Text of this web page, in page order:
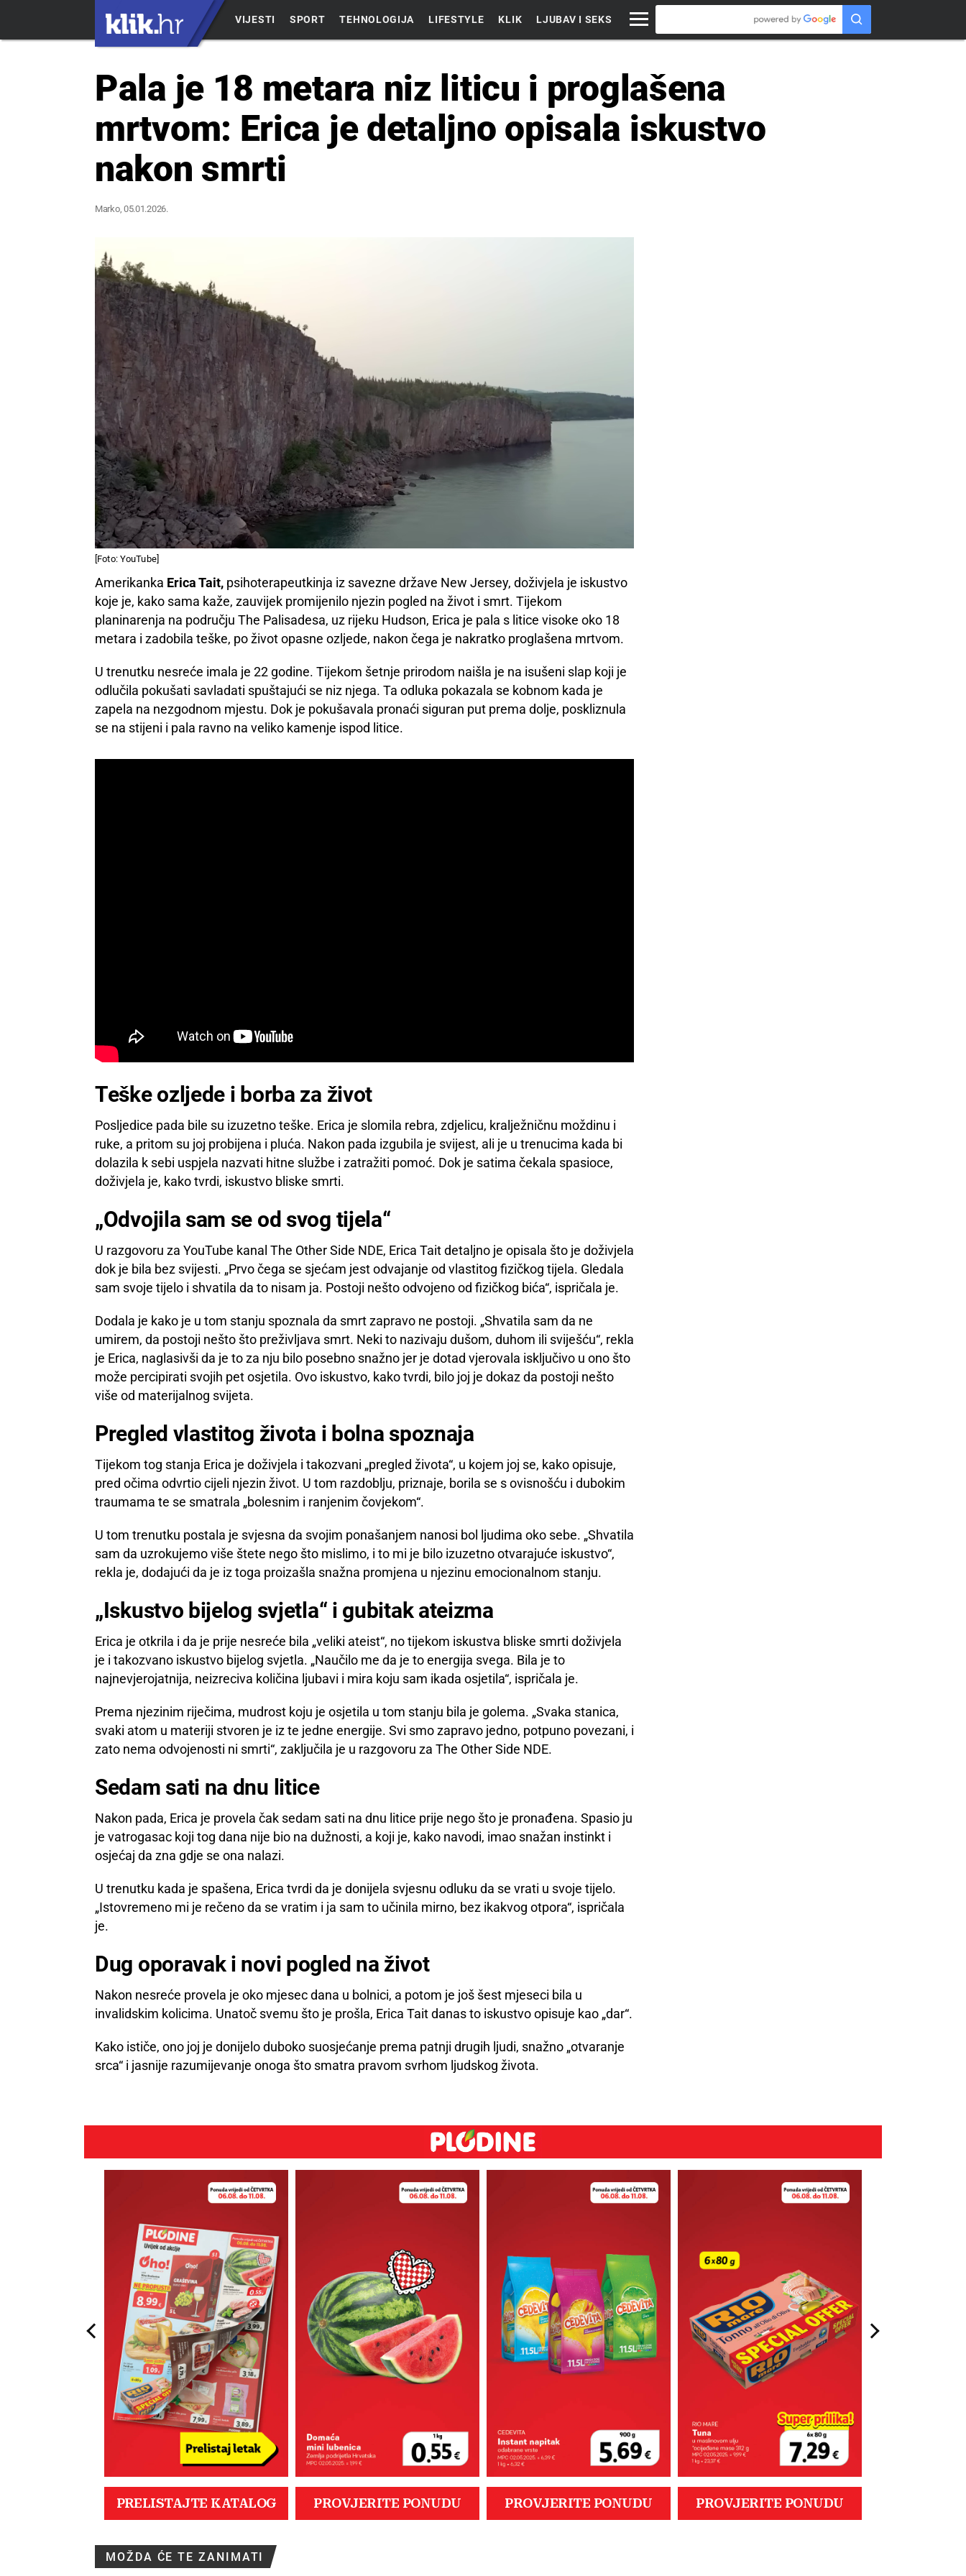
VIJESTI SPORT TEHNOLOGIJA LIFESTYLE KLIK LJUBAV I SEKS
Pala je 18 metara niz liticu i proglašena
mrtvom: Erica je detaljno opisala iskustvo
nakon smrti
Marko, 05.01.2026.
[Foto: YouTube]
Amerikanka Erica Tait, psihoterapeutkinja iz savezne države New Jersey, doživjela je iskustvo
koje je, kako sama kaže, zauvijek promijenilo njezin pogled na život i smrt. Tijekom
planinarenja na području The Palisadesa, uz rijeku Hudson, Erica je pala s litice visoke oko 18
metara i zadobila teške, po život opasne ozljede, nakon čega je nakratko proglašena mrtvom.
U trenutku nesreće imala je 22 godine. Tijekom šetnje prirodom naišla je na isušeni slap koji je
odlučila pokušati savladati spuštajući se niz njega. Ta odluka pokazala se kobnom kada je
zapela na nezgodnom mjestu. Dok je pokušavala pronaći siguran put prema dolje, poskliznula
se na stijeni i pala ravno na veliko kamenje ispod litice.
Teške ozljede i borba za život
Posljedice pada bile su izuzetno teške. Erica je slomila rebra, zdjelicu, kralježničnu moždinu i
ruke, a pritom su joj probijena i pluća. Nakon pada izgubila je svijest, ali je u trenucima kada bi
dolazila k sebi uspjela nazvati hitne službe i zatražiti pomoć. Dok je satima čekala spasioce,
doživjela je, kako tvrdi, iskustvo bliske smrti.
„Odvojila sam se od svog tijela“
U razgovoru za YouTube kanal The Other Side NDE, Erica Tait detaljno je opisala što je doživjela
dok je bila bez svijesti. „Prvo čega se sjećam jest odvajanje od vlastitog fizičkog tijela. Gledala
sam svoje tijelo i shvatila da to nisam ja. Postoji nešto odvojeno od fizičkog bića“, ispričala je.
Dodala je kako je u tom stanju spoznala da smrt zapravo ne postoji. „Shvatila sam da ne
umirem, da postoji nešto što preživljava smrt. Neki to nazivaju dušom, duhom ili sviješću“, rekla
je Erica, naglasivši da je to za nju bilo posebno snažno jer je dotad vjerovala isključivo u ono što
može percipirati svojih pet osjetila. Ovo iskustvo, kako tvrdi, bilo joj je dokaz da postoji nešto
više od materijalnog svijeta.
Pregled vlastitog života i bolna spoznaja
Tijekom tog stanja Erica je doživjela i takozvani „pregled života“, u kojem joj se, kako opisuje,
pred očima odvrtio cijeli njezin život. U tom razdoblju, priznaje, borila se s ovisnošću i dubokim
traumama te se smatrala „bolesnim i ranjenim čovjekom“.
U tom trenutku postala je svjesna da svojim ponašanjem nanosi bol ljudima oko sebe. „Shvatila
sam da uzrokujemo više štete nego što mislimo, i to mi je bilo izuzetno otvarajuće iskustvo“,
rekla je, dodajući da je iz toga proizašla snažna promjena u njezinu emocionalnom stanju.
„Iskustvo bijelog svjetla“ i gubitak ateizma
Erica je otkrila i da je prije nesreće bila „veliki ateist“, no tijekom iskustva bliske smrti doživjela
je i takozvano iskustvo bijelog svjetla. „Naučilo me da je to energija svega. Bila je to
najnevjerojatnija, neizreciva količina ljubavi i mira koju sam ikada osjetila“, ispričala je.
Prema njezinim riječima, mudrost koju je osjetila u tom stanju bila je golema. „Svaka stanica,
svaki atom u materiji stvoren je iz te jedne energije. Svi smo zapravo jedno, potpuno povezani, i
zato nema odvojenosti ni smrti“, zaključila je u razgovoru za The Other Side NDE.
Sedam sati na dnu litice
Nakon pada, Erica je provela čak sedam sati na dnu litice prije nego što je pronađena. Spasio ju
je vatrogasac koji tog dana nije bio na dužnosti, a koji je, kako navodi, imao snažan instinkt i
osjećaj da zna gdje se ona nalazi.
U trenutku kada je spašena, Erica tvrdi da je donijela svjesnu odluku da se vrati u svoje tijelo.
„Istovremeno mi je rečeno da se vratim i ja sam to učinila mirno, bez ikakvog otpora“, ispričala
je.
Dug oporavak i novi pogled na život
Nakon nesreće provela je oko mjesec dana u bolnici, a potom je još šest mjeseci bila u
invalidskim kolicima. Unatoč svemu što je prošla, Erica Tait danas to iskustvo opisuje kao „dar“.
Kako ističe, ono joj je donijelo duboko suosjećanje prema patnji drugih ljudi, snažno „otvaranje
srca“ i jasnije razumijevanje onoga što smatra pravom svrhom ljudskog života.
MOŽDA ĆE TE ZANIMATI